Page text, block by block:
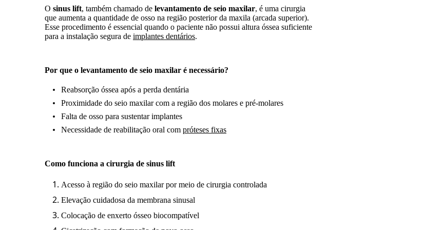
O sinus lift, também chamado de levantamento de seio maxilar, é uma cirurgia
que aumenta a quantidade de osso na região posterior da maxila (arcada superior).
Esse procedimento é essencial quando o paciente não possui altura óssea suficiente
para a instalação segura de implantes dentários.
Por que o levantamento de seio maxilar é necessário?
Reabsorção óssea após a perda dentária
Proximidade do seio maxilar com a região dos molares e pré-molares
Falta de osso para sustentar implantes
Necessidade de reabilitação oral com próteses fixas
Como funciona a cirurgia de sinus lift
Acesso à região do seio maxilar por meio de cirurgia controlada
Elevação cuidadosa da membrana sinusal
Colocação de enxerto ósseo biocompatível